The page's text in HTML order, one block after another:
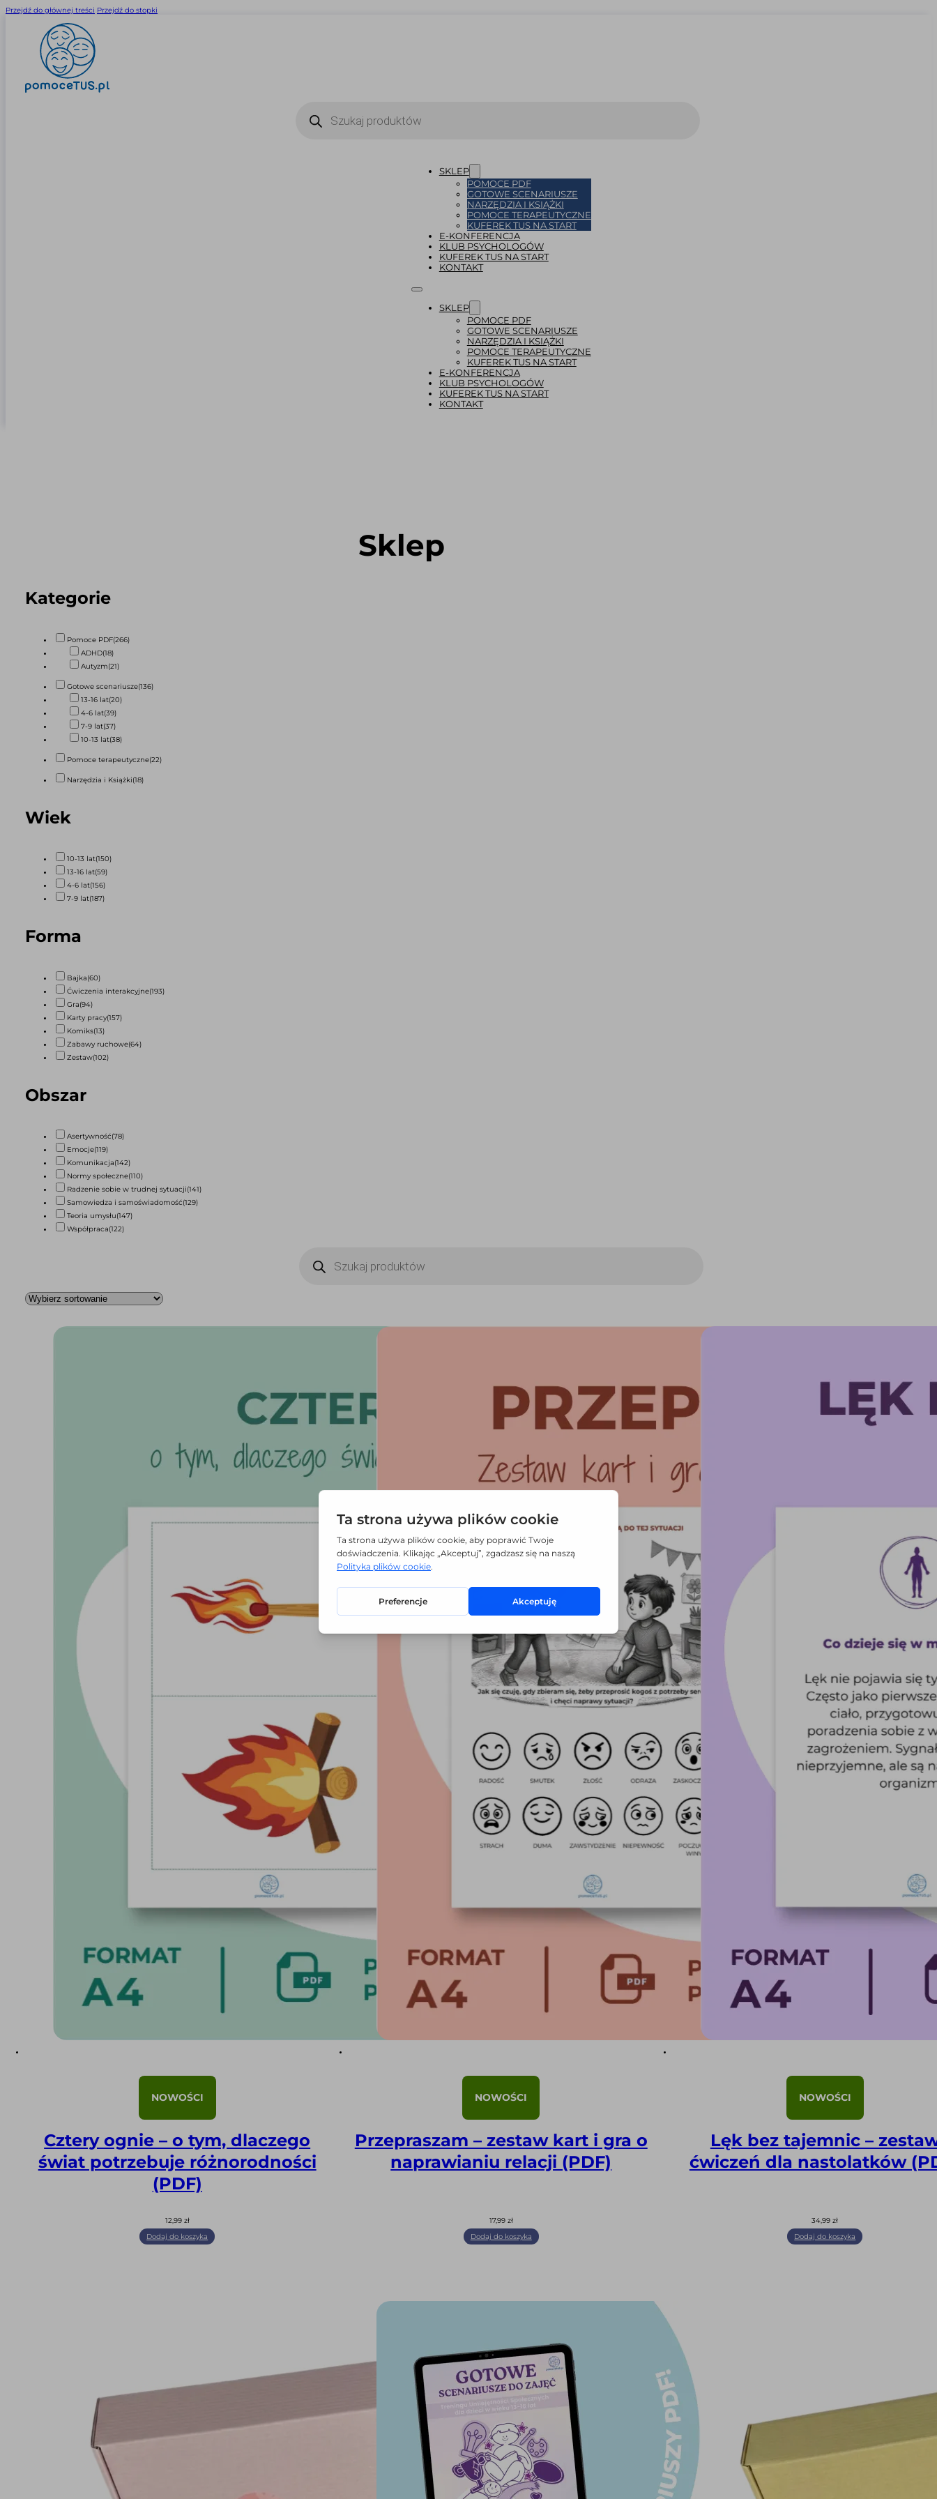
Przejdź do głównej treści Przejdź do stopki
SKLEP
POMOCE PDF
GOTOWE SCENARIUSZE
NARZĘDZIA I KSIĄŻKI
POMOCE TERAPEUTYCZNE
KUFEREK TUS NA START
E-KONFERENCJA
KLUB PSYCHOLOGÓW
KUFEREK TUS NA START
KONTAKT
SKLEP
POMOCE PDF
GOTOWE SCENARIUSZE
NARZĘDZIA I KSIĄŻKI
POMOCE TERAPEUTYCZNE
KUFEREK TUS NA START
E-KONFERENCJA
KLUB PSYCHOLOGÓW
KUFEREK TUS NA START
KONTAKT
Sklep
Kategorie
Pomoce PDF(266)
ADHD(18)
Autyzm(21)
Gotowe scenariusze(136)
13-16 lat(20)
4-6 lat(39)
7-9 lat(37)
10-13 lat(38)
Pomoce terapeutyczne(22)
Narzędzia i Książki(18)
Wiek
10-13 lat(150)
13-16 lat(59)
4-6 lat(156)
7-9 lat(187)
Forma
Bajka(60)
Ćwiczenia interakcyjne(193)
Gra(94)
Karty pracy(157)
Komiks(13)
Zabawy ruchowe(64)
Zestaw(102)
Obszar
Asertywność(78)
Emocje(119)
Komunikacja(142)
Normy społeczne(110)
Radzenie sobie w trudnej sytuacji(141)
Samowiedza i samoświadomość(129)
Teoria umysłu(147)
Współpraca(122)
NOWOŚCI
Cztery ognie – o tym, dlaczego
świat potrzebuje różnorodności
(PDF)
12,99 zł
Dodaj do koszyka
NOWOŚCI
Przepraszam – zestaw kart i gra o
naprawianiu relacji (PDF)
17,99 zł
Dodaj do koszyka
NOWOŚCI
Lęk bez tajemnic –
ćwiczeń dla nastolatków
34,99zł
Dodaj do koszyka